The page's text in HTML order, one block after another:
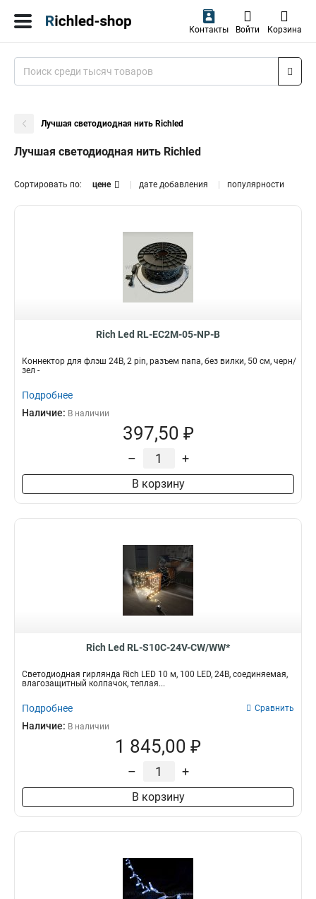
Контакты Войти Корзина
Лучшая светодиодная нить Richled
Лучшая светодиодная нить Richled
Сортировать по: цене дате добавления популярности
Rich Led RL-EC2M-05-NP-B
Коннектор для флэш 24В, 2 pin, разъем папа, без вилки, 50 см, черн/
зел -
Подробнее
Наличие: В наличии
397,50 ₽
– +
В корзину
Rich Led RL-S10C-24V-CW/WW*
Светодиодная гирлянда Rich LED 10 м, 100 LED, 24В, соединяемая,
влагозащитный колпачок, теплая...
Подробнее Сравнить
Наличие: В наличии
1 845,00 ₽
– +
В корзину